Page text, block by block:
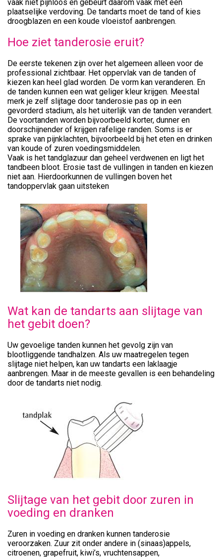
vaak niet pijnloos en gebeurt daarom vaak met een
plaatselijke verdoving. De tandarts moet de tand of kies
droogblazen en een koude vloeistof aanbrengen.
Hoe ziet tanderosie eruit?
De eerste tekenen zijn over het algemeen alleen voor de
professional zichtbaar. Het oppervlak van de tanden of
kiezen kan heel glad worden. De vorm kan veranderen. En
de tanden kunnen een wat geliger kleur krijgen. Meestal
merk je zelf slijtage door tanderosie pas op in een
gevorderd stadium, als het uiterlijk van de tanden verandert.
De voortanden worden bijvoorbeeld korter, dunner en
doorschijnender of krijgen rafelige randen. Soms is er
sprake van pijnklachten, bijvoorbeeld bij het eten en drinken
van koude of zuren voedingsmiddelen.
Vaak is het tandglazuur dan geheel verdwenen en ligt het
tandbeen bloot. Erosie tast de vullingen in tanden en kiezen
niet aan. Hierdoorkunnen de vullingen boven het
tandoppervlak gaan uitsteken
Wat kan de tandarts aan slijtage van
het gebit doen?
Uw gevoelige tanden kunnen het gevolg zijn van
blootliggende tandhalzen. Als uw maatregelen tegen
slijtage niet helpen, kan uw tandarts een laklaagje
aanbrengen. Maar in de meeste gevallen is een behandeling
door de tandarts niet nodig.
Slijtage van het gebit door zuren in
voeding en dranken
Zuren in voeding en dranken kunnen tanderosie
veroorzaken. Zuur zit onder andere in (sinaas)appels,
citroenen, grapefruit, kiwi’s, vruchtensappen,